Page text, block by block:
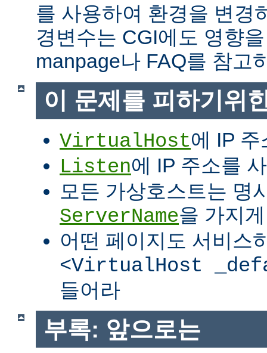
를 사용하여 환경을 변경
경변수는 CGI에도 영향
manpage나 FAQ를 참고
이 문제를 피하기위
VirtualHost에 IP
Listen에 IP 주소를
모든 가상호스트는 명
ServerName을 가지
어떤 페이지도 서비스
<VirtualHost
들어라
부록: 앞으로는